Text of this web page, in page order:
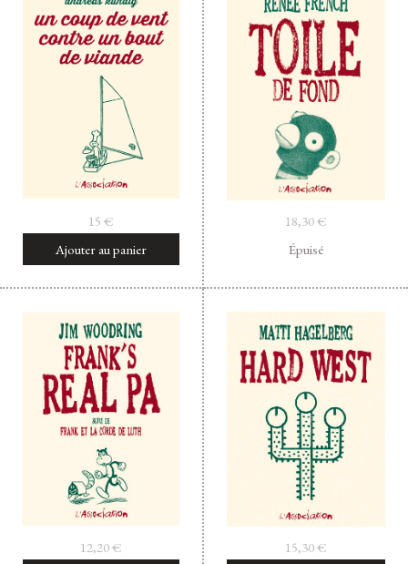
15 €
Ajouter au panier
18,30€
Épuisé
12,20€ 15,30€